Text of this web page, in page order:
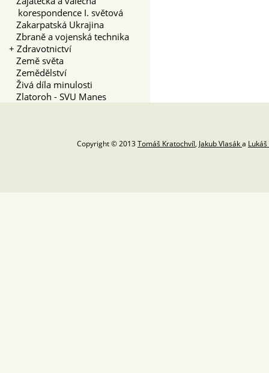
korespondence I. světová
Zakarpatská Ukrajina
Zbraně a vojenská technika
+ Zdravotnictví
Země světa
Zemědělství
Živá díla minulosti
Zlatoroh - SVU Manes
Copyright © 2013Tomáš Kratochvíl, Jakub Vlasáka